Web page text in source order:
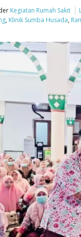
Kegiatan Rumah Sakit
, Klinik Sumba Husada,